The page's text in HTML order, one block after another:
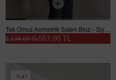
567,00 TL
1.134,00 TL
%47